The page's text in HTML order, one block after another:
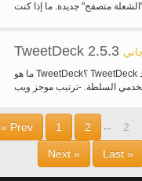
TweetDeck 2.5.3
ما هو TweetDeck؟ TweetDeck هو تطبيق الذي يجلب المزيد
السلطة. -ترتيب موجز ويب
« Prev 1 2 ... 2
Next » Last »